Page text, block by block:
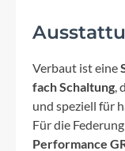
Verbaut ist eine
fach Schaltung,
und speziell für
Für die
Performance